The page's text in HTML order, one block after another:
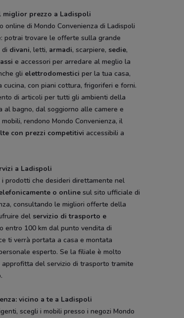
prezzo a Ladispoli
online di Mondo Convenienza di Ladispoli
potrai trovare le offerte sulla grande
divani, letti, armadi, scarpiere, sedie,
e accessori per arredare al meglio la
gli elettrodomestici per la tua casa,
con piani cottura, frigoriferi e forni.
di articoli per tutti gli ambienti della
al bagno, dal soggiorno alle camere e
rendono Mondo Convenienza, il
con prezzi competitivi accessibili a
a Ladispoli
prodotti che desideri direttamente nel
o online sul sito ufficiale di
consultando le migliori offerte della
del servizio di trasporto e
entro 100 km dal punto vendita di
ti verrà portata a casa e montata
esperto. Se la filiale è molto
del servizio di trasporto tramite
vicino a te a Ladispoli
scegli i mobili presso i negozi Mondo